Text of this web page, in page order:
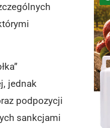
jednak
podpozycji
sankcjami